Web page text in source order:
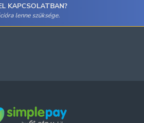
KAPCSOLATBAN?
lenne szüksége.